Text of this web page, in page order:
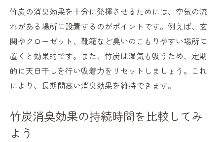
竹炭の消臭効果を十分に発揮させるためには、空気の流
れがある場所に設置するのがポイントです。例えば、玄
関やクローゼット、靴箱など臭いのこもりやすい場所に
置くと効果的です。また、竹炭は湿気も吸うため、定期
的に天日干しを行い吸着力をリセットしましょう。これ
により、長期間高い消臭効果を維持できます。
竹炭消臭効果の持続時間を比較してみ
よう